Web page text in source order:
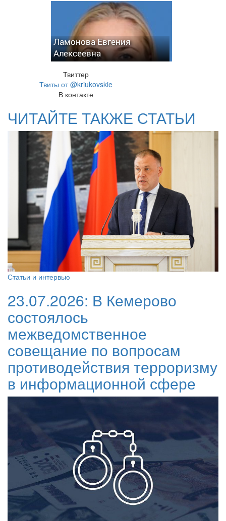
Ламонова Евгения
Алексеевна
Твиттер
Твиты от @kriukovskie
В контакте
ЧИТАЙТЕ ТАКЖЕ СТАТЬИ
Статьи и интервью
23.07.2026: В Кемерово
состоялось
межведомственное
совещание по вопросам
противодействия терроризму
в информационной сфере